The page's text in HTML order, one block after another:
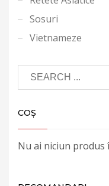
Sosuri
Vietnameze
COȘ
Nu ai niciun produs